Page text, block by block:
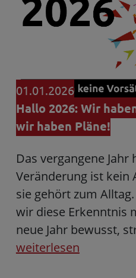
01.01.2026
Hallo 2026: Wir
wir haben Pläne!
Das vergangene Jahr
Veränderung ist kein
sie gehört zum
wir diese Erkenntnis
neue Jahr bewusst,
weiterlesen